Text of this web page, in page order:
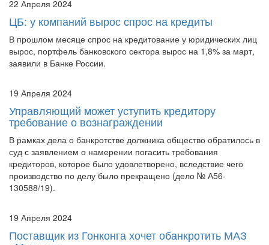
ЦБ: у компаний вырос спрос на кредиты
В прошлом месяце спрос на кредитование у юридических лиц
вырос, портфель банковского сектора вырос на 1,8% за март,
заявили в Банке России.
Управляющий может уступить кредитору
требование о вознаграждении
В рамках дела о банкротстве должника общество обратилось в
суд с заявлением о намерении погасить требования
кредиторов, которое было удовлетворено, вследствие чего
производство по делу было прекращено (дело № А56-
130588/19).
Поставщик из Гонконга хочет обанкротить МАЗ
«Москвич»